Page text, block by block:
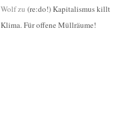
Wolfzu (re:do!) Kapitalismus killt
Klima. Für offene Müllräume!